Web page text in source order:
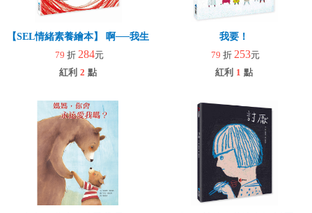
【SEL情緒素養繪本】 啊──我生氣了！(二版)
79 折 284元
紅利 2 點
我要！
79 折 253元
紅利 1 點